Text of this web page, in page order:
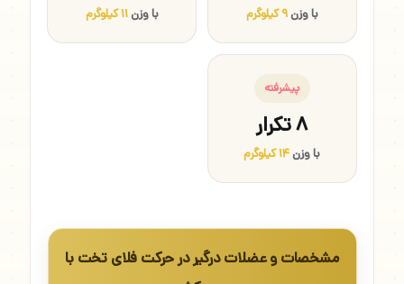
با وزن۹ کیلوگرم با وزن۱۱ کیلوگرم
پیشرفته
۸ تکرار
با وزن۱۴ کیلوگرم
مشخصات و عضلات درگیر در حرکت فلای تخت با